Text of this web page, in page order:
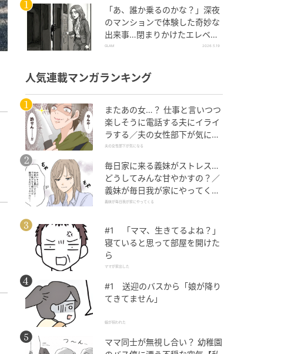
「あ、誰か乗るのかな？」深夜
のマンションで体験した奇妙な
出来事…閉まりかけたエレベー
ターの扉をこじ開けた「何か」
GLAM 2026.5.19
人気連載マンガランキング
またあの女…？ 仕事と言いつつ
楽しそうに電話する夫にイライ
ラする／夫の女性部下が気にな
る（1）【夫婦の危機 まんが】
夫の女性部下が気になる
毎日家に来る義妹がストレス…
どうしてみんな甘やかすの？／
義妹が毎日我が家にやってくる
（1）【義父母がシンドイんで
義妹が毎日我が家にやってくる
#1 「ママ、生きてるよね？」
寝ていると思って部屋を開けた
ら
ママが家出した
#1 送迎のバスから「娘が降り
てきてません」
娘が拐われた
ママ同士が無視し合い？ 幼稚園